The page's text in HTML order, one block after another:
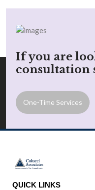
If you are
consultation
One-Time Services
QUICK LINKS